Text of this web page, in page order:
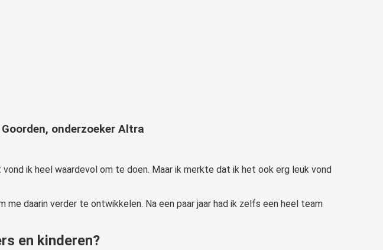
onderzoeker Altra
ik heel waardevol om te doen. Maar ik merkte dat ik het ook erg leuk vond
daarin verder te ontwikkelen. Na een paar jaar had ik zelfs een heel team
en kinderen?